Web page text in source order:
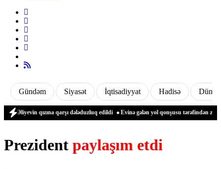
Gündəm Siyasət İqtisadiyyat Hadisə Dünya
qızına qarşı dələduzluq edildi Evinə gələn yol qonşusu tərəfindən zəbt edilən
Prezident paylaşım etdi